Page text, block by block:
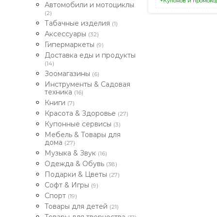
Автомобили и мотоциклы
(2)
Табачные изделия (1)
Аксессуары (32)
Гипермаркеты (9)
Доставка еды и продукты
(14)
Зоомагазины (6)
Инструменты & Садовая
техника (16)
Книги (7)
Красота & Здоровье (27)
Купонные сервисы (3)
Мебель & Товары для
дома (27)
Музыка & Звук (16)
Одежда & Обувь (38)
Подарки & Цветы (27)
Софт & Игры (9)
Спорт (19)
Товары для детей (21)